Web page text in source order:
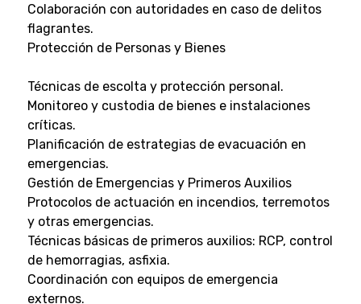
Colaboración con autoridades en caso de delitos
flagrantes.
Protección de Personas y Bienes
Técnicas de escolta y protección personal.
Monitoreo y custodia de bienes e instalaciones
críticas.
Planificación de estrategias de evacuación en
emergencias.
Gestión de Emergencias y Primeros Auxilios
Protocolos de actuación en incendios, terremotos
y otras emergencias.
Técnicas básicas de primeros auxilios: RCP, control
de hemorragias, asfixia.
Coordinación con equipos de emergencia
externos.